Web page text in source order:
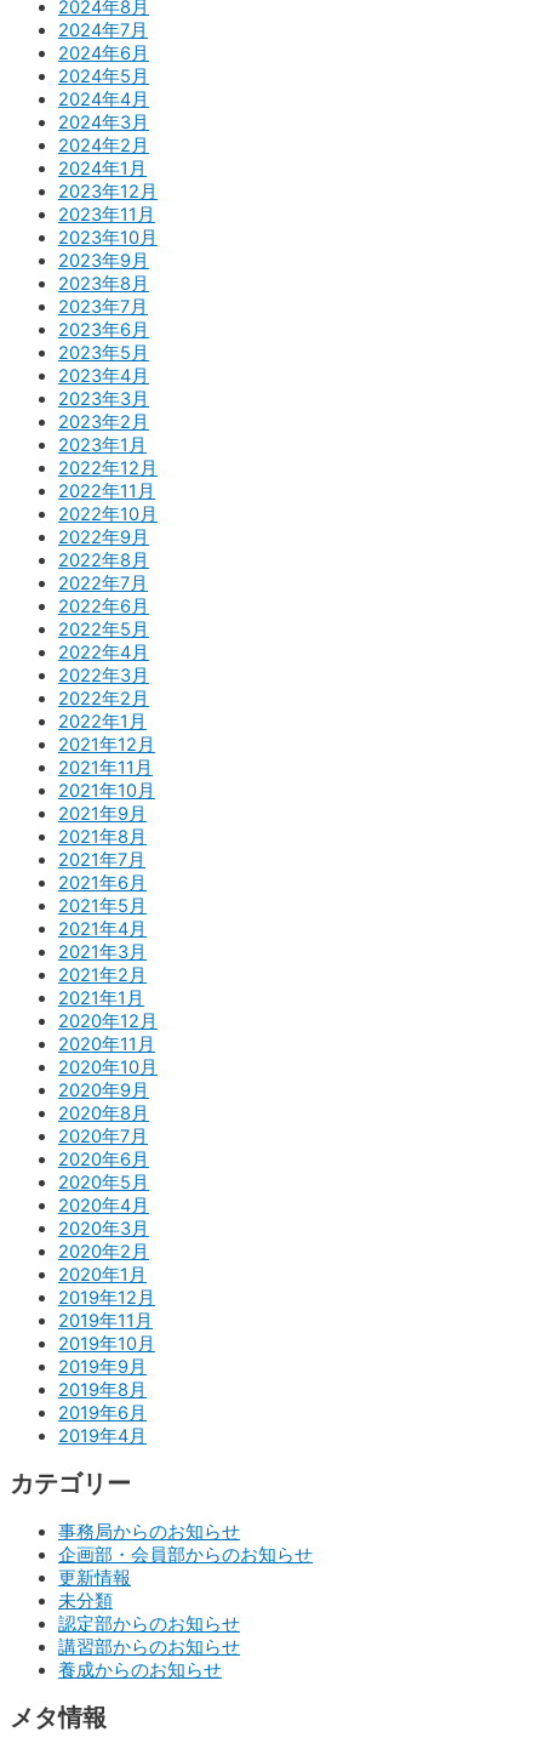
2024年8月
2024年7月
2024年6月
2024年5月
2024年4月
2024年3月
2024年2月
2024年1月
2023年12月
2023年11月
2023年10月
2023年9月
2023年8月
2023年7月
2023年6月
2023年5月
2023年4月
2023年3月
2023年2月
2023年1月
2022年12月
2022年11月
2022年10月
2022年9月
2022年8月
2022年7月
2022年6月
2022年5月
2022年4月
2022年3月
2022年2月
2022年1月
2021年12月
2021年11月
2021年10月
2021年9月
2021年8月
2021年7月
2021年6月
2021年5月
2021年4月
2021年3月
2021年2月
2021年1月
2020年12月
2020年11月
2020年10月
2020年9月
2020年8月
2020年7月
2020年6月
2020年5月
2020年4月
2020年3月
2020年2月
2020年1月
2019年12月
2019年11月
2019年10月
2019年9月
2019年8月
2019年6月
2019年4月
カテゴリー
事務局からのお知らせ
企画部・会員部からのお知らせ
更新情報
未分類
認定部からのお知らせ
講習部からのお知らせ
養成からのお知らせ
メタ情報